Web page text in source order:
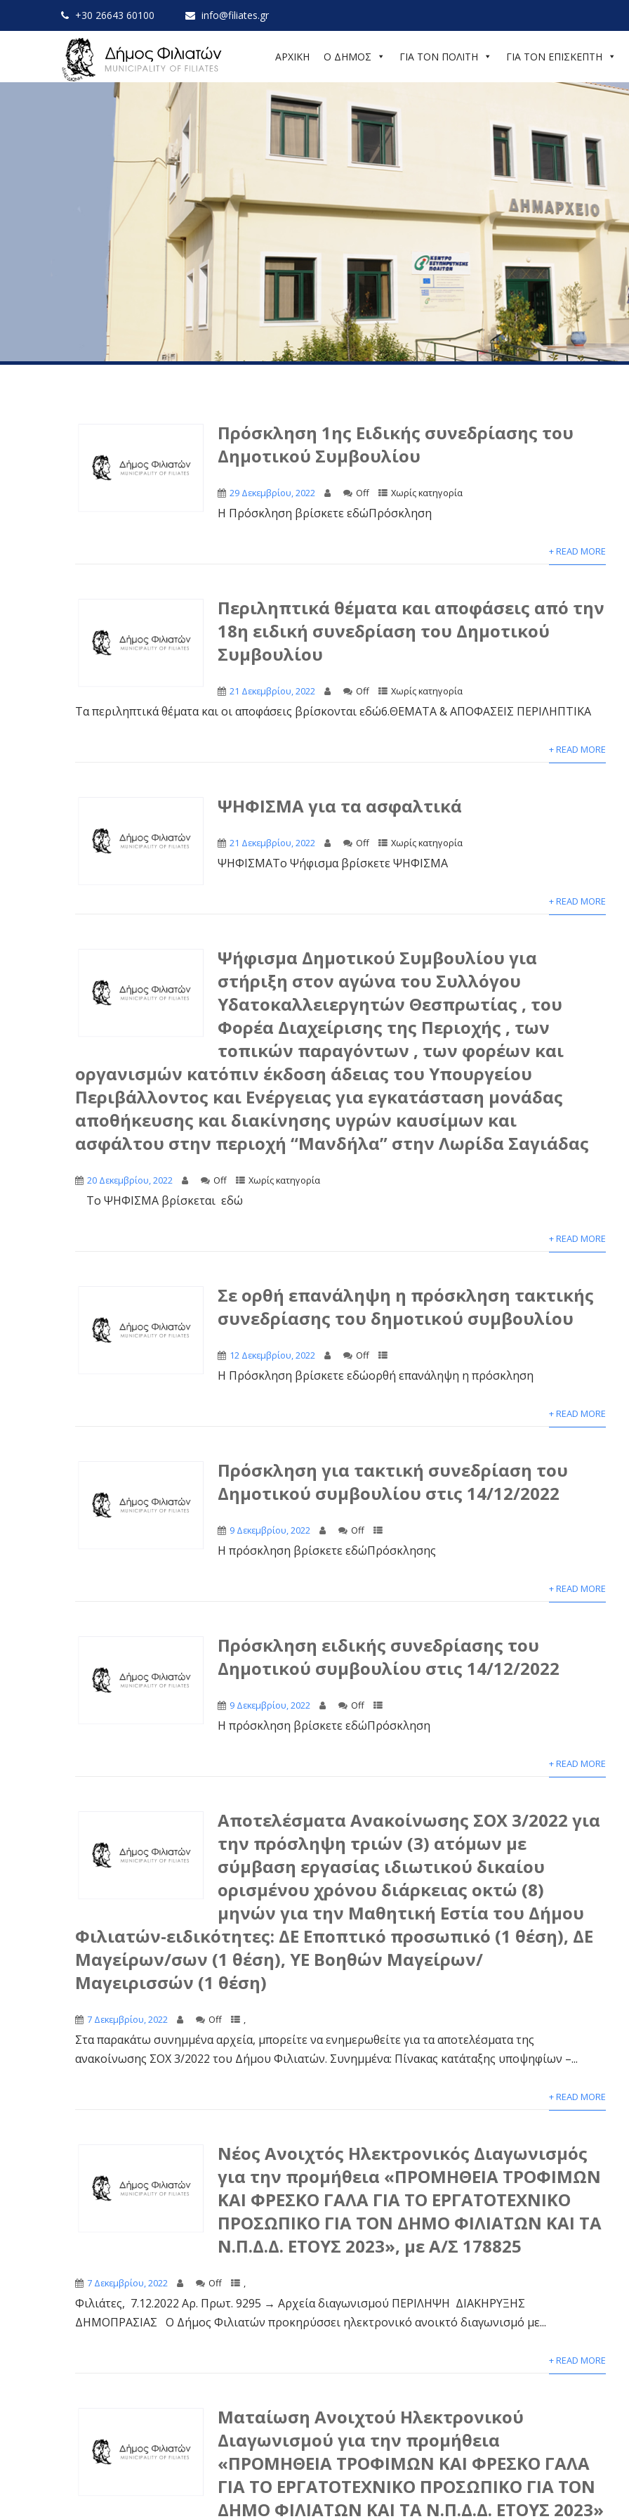
+30 26643 60100 info@filiates.gr
ΑΡΧΙΚΗ Ο ΔΗΜΟΣ ΓΙΑ ΤΟΝ ΠΟΛΙΤΗ ΓΙΑ ΤΟΝ ΕΠΙΣΚΕΠΤΗ
Πρόσκληση 1ης Ειδικής συνεδρίασης του
Δημοτικού Συμβουλίου
29 Δεκεμβρίου, 2022 Off Χωρίς κατηγορία
Η Πρόσκληση βρίσκετε εδώΠρόσκληση
+ READ MORE
Περιληπτικά θέματα και αποφάσεις από την
18η ειδική συνεδρίαση του Δημοτικού
Συμβουλίου
21 Δεκεμβρίου, 2022 Off Χωρίς κατηγορία
Τα περιληπτικά θέματα και οι αποφάσεις βρίσκονται εδώ6.ΘΕΜΑΤΑ & ΑΠΟΦΑΣΕΙΣ ΠΕΡΙΛΗΠΤΙΚΑ
+ READ MORE
ΨΗΦΙΣΜΑ για τα ασφαλτικά
21 Δεκεμβρίου, 2022 Off Χωρίς κατηγορία
ΨΗΦΙΣΜΑΤο Ψήφισμα βρίσκετε ΨΗΦΙΣΜΑ
+ READ MORE
Ψήφισμα Δημοτικού Συμβουλίου για
στήριξη στον αγώνα του Συλλόγου
Υδατοκαλλειεργητών Θεσπρωτίας , του
Φορέα Διαχείρισης της Περιοχής , των
τοπικών παραγόντων , των φορέων και
οργανισμών κατόπιν έκδοση άδειας του Υπουργείου
Περιβάλλοντος και Ενέργειας για εγκατάσταση μονάδας
αποθήκευσης και διακίνησης υγρών καυσίμων και
ασφάλτου στην περιοχή “Μανδήλα” στην Λωρίδα Σαγιάδας
20 Δεκεμβρίου, 2022 Off Χωρίς κατηγορία
Το ΨΗΦΙΣΜΑ βρίσκεται εδώ
+ READ MORE
Σε ορθή επανάληψη η πρόσκληση τακτικής
συνεδρίασης του δημοτικού συμβουλίου
12 Δεκεμβρίου, 2022 Off
Η Πρόσκληση βρίσκετε εδώορθή επανάληψη η πρόσκληση
+ READ MORE
Πρόσκληση για τακτική συνεδρίαση του
Δημοτικού συμβουλίου στις 14/12/2022
9 Δεκεμβρίου, 2022 Off
Η πρόσκληση βρίσκετε εδώΠρόσκλησης
+ READ MORE
Πρόσκληση ειδικής συνεδρίασης του
Δημοτικού συμβουλίου στις 14/12/2022
9 Δεκεμβρίου, 2022 Off
Η πρόσκληση βρίσκετε εδώΠρόσκληση
+ READ MORE
Αποτελέσματα Ανακοίνωσης ΣΟΧ 3/2022 για
την πρόσληψη τριών (3) ατόμων με
σύμβαση εργασίας ιδιωτικού δικαίου
ορισμένου χρόνου διάρκειας οκτώ (8)
μηνών για την Μαθητική Εστία του Δήμου
Φιλιατών-ειδικότητες: ΔΕ Εποπτικό προσωπικό (1 θέση), ΔΕ
Μαγείρων/σων (1 θέση), ΥΕ Βοηθών Μαγείρων/
Μαγειρισσών (1 θέση)
7 Δεκεμβρίου, 2022 Off ,
Στα παρακάτω συνημμένα αρχεία, μπορείτε να ενημερωθείτε για τα αποτελέσματα της
ανακοίνωσης ΣΟΧ 3/2022 του Δήμου Φιλιατών. Συνημμένα: Πίνακας κατάταξης υποψηφίων –...
+ READ MORE
Νέος Ανοιχτός Ηλεκτρονικός Διαγωνισμός
για την προμήθεια «ΠΡΟΜΗΘΕΙΑ ΤΡΟΦΙΜΩΝ
ΚΑΙ ΦΡΕΣΚΟ ΓΑΛΑ ΓΙΑ ΤΟ ΕΡΓΑΤΟΤΕΧΝΙΚΟ
ΠΡΟΣΩΠΙΚΟ ΓΙΑ ΤΟΝ ΔΗΜΟ ΦΙΛΙΑΤΩΝ ΚΑΙ ΤΑ
Ν.Π.Δ.Δ. ΕΤΟΥΣ 2023», με Α/Σ 178825
7 Δεκεμβρίου, 2022 Off ,
Φιλιάτες, 7.12.2022 Αρ. Πρωτ. 9295 → Αρχεία διαγωνισμού ΠΕΡΙΛΗΨΗ ΔΙΑΚΗΡΥΞΗΣ
ΔΗΜΟΠΡΑΣΙΑΣ Ο Δήμος Φιλιατών προκηρύσσει ηλεκτρονικό ανοικτό διαγωνισμό με...
+ READ MORE
Ματαίωση Ανοιχτού Ηλεκτρονικού
Διαγωνισμού για την προμήθεια
«ΠΡΟΜΗΘΕΙΑ ΤΡΟΦΙΜΩΝ ΚΑΙ ΦΡΕΣΚΟ ΓΑΛΑ
ΓΙΑ ΤΟ ΕΡΓΑΤΟΤΕΧΝΙΚΟ ΠΡΟΣΩΠΙΚΟ ΓΙΑ ΤΟΝ
ΔΗΜΟ ΦΙΛΙΑΤΩΝ ΚΑΙ ΤΑ Ν.Π.Δ.Δ. ΕΤΟΥΣ 2023»